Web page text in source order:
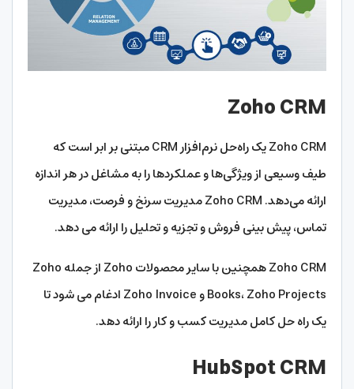
Zoho CRM
Zoho CRM یک راه‌حل نرم‌افزار CRM مبتنی بر ابر است که
طیف وسیعی از ویژگی‌ها و عملکردها را به مشاغل در هر اندازه
ارائه می‌دهد. Zoho CRM مدیریت سرنخ و فرصت، مدیریت
تماس، پیش بینی فروش و تجزیه و تحلیل را ارائه می دهد.
Zoho CRM همچنین با سایر محصولات Zoho از جمله Zoho
Books، Zoho Projects و Zoho Invoice ادغام می شود تا
یک راه حل کامل مدیریت کسب و کار را ارائه دهد.
HubSpot CRM